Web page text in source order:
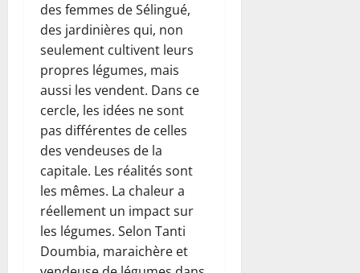
des femmes de Sélingué,
des jardinières qui, non
seulement cultivent leurs
propres légumes, mais
aussi les vendent. Dans ce
cercle, les idées ne sont
pas différentes de celles
des vendeuses de la
capitale. Les réalités sont
les mêmes. La chaleur a
réellement un impact sur
les légumes. Selon Tanti
Doumbia, maraichère et